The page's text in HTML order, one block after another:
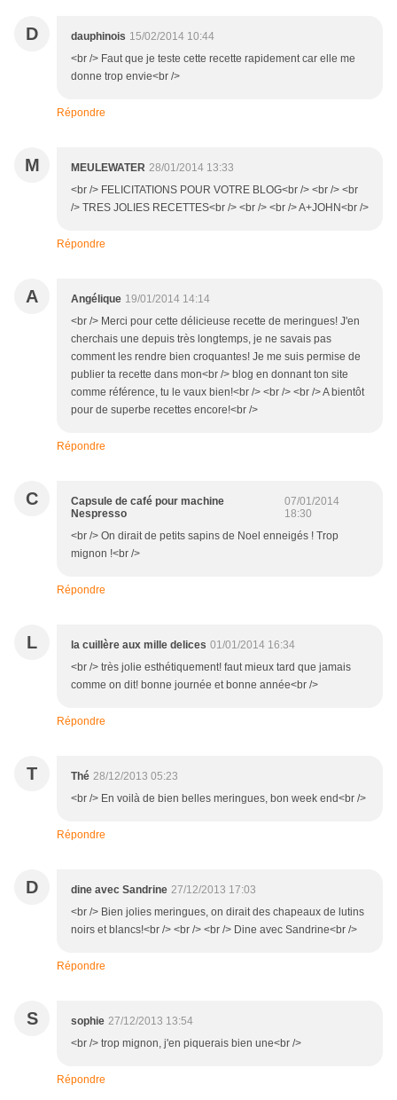
D dauphinois 15/02/2014 10:44
<br /> Faut que je teste cette recette rapidement car elle me
donne trop envie<br />
Répondre
M MEULEWATER 28/01/2014 13:33
<br /> FELICITATIONS POUR VOTRE BLOG<br /> <br /> <br
/> TRES JOLIES RECETTES<br /> <br /> <br /> A+JOHN<br />
Répondre
A Angélique 19/01/2014 14:14
<br /> Merci pour cette délicieuse recette de meringues! J'en
cherchais une depuis très longtemps, je ne savais pas
comment les rendre bien croquantes! Je me suis permise de
publier ta recette dans mon<br /> blog en donnant ton site
comme référence, tu le vaux bien!<br /> <br /> <br /> A bientôt
pour de superbe recettes encore!<br />
Répondre
C
Capsule de café pour machine
Nespresso
07/01/2014
18:30
<br /> On dirait de petits sapins de Noel enneigés ! Trop
mignon !<br />
Répondre
L la cuillère aux mille delices 01/01/2014 16:34
<br /> très jolie esthétiquement! faut mieux tard que jamais
comme on dit! bonne journée et bonne année<br />
Répondre
T Thé 28/12/2013 05:23
<br /> En voilà de bien belles meringues, bon week end<br />
Répondre
D dine avec Sandrine 27/12/2013 17:03
<br /> Bien jolies meringues, on dirait des chapeaux de lutins
noirs et blancs!<br /> <br /> <br /> Dine avec Sandrine<br />
Répondre
S sophie 27/12/2013 13:54
<br /> trop mignon, j'en piquerais bien une<br />
Répondre